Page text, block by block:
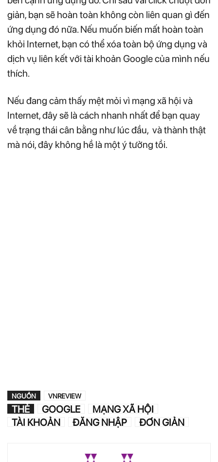
giản, bạn sẽ hoàn toàn không còn liên quan gì đến
ứng dụng đó nữa. Nếu muốn biến mất hoàn toàn
khỏi Internet, bạn có thể xóa toàn bộ ứng dụng và
dịch vụ liên kết với tài khoản Google của mình nếu
thích.
Nếu đang cảm thấy mệt mỏi vì mạng xã hội và
Internet, đây sẽ là cách nhanh nhất để bạn quay
về trạng thái cân bằng như lúc đầu, và thành thật
mà nói, đây không hề là một ý tưởng tồi.
NGUỒN VNREVIEW
THẺ GOOGLE
MẠNG XÃ HỘI
TÀI KHOẢN
ĐĂNG NHẬP ĐƠN GIẢN